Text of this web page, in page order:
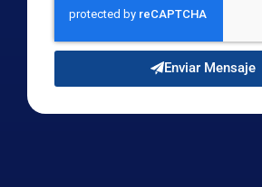
Enviar Mensaje